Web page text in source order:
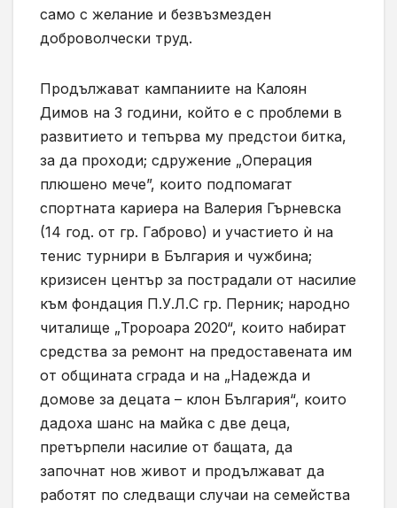
само с желание и безвъзмезден
доброволчески труд.
Продължават кампаниите на Калоян
Димов на 3 години, който е с проблеми в
развитието и тепърва му предстои битка,
за да проходи; сдружение „Операция
плюшено мече”, които подпомагат
спортната кариера на Валерия Гърневска
(14 год. от гр. Габрово) и участието ѝ на
тенис турнири в България и чужбина;
кризисен център за пострадали от насилие
към фондация П.У.Л.С гр. Перник; народно
читалище „Тророара 2020“, които набират
средства за ремонт на предоставената им
от общината сграда и на „Надежда и
домове за децата – клон България“, които
дадоха шанс на майка с две деца,
претърпели насилие от бащата, да
започнат нов живот и продължават да
работят по следващи случаи на семейства